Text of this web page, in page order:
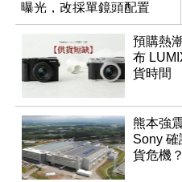
曝光，改採單鏡頭配置
預購熱
布
貨時間
熊本強
Sony
貨危機？